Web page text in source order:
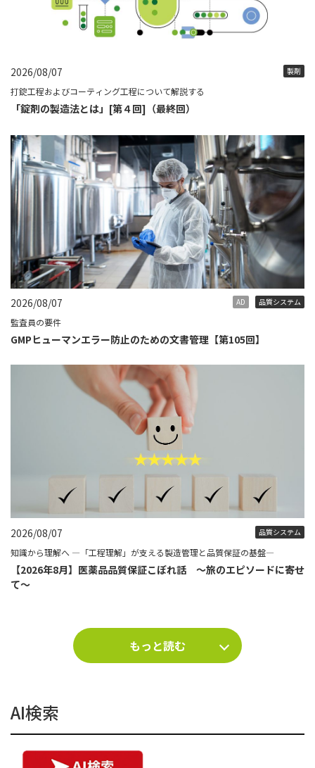
2026/08/07 製剤
打錠工程およびコーティング工程について解説する
「錠剤の製造法とは」[第４回]（最終回）
2026/08/07 AD 品質システム
監査員の要件
GMPヒューマンエラー防止のための文書管理【第105回】
2026/08/07 品質システム
知識から理解へ ―「工程理解」が支える製造管理と品質保証の基盤―
【2026年8月】医薬品品質保証こぼれ話 ～旅のエピソードに寄せ
て～
もっと読む
AI検索